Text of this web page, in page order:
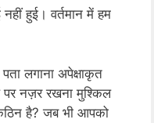
हुई। वर्तमान में हम
लगाना अपेक्षाकृत
पर नज़र रखना मुश्किल
है? जब भी आपको